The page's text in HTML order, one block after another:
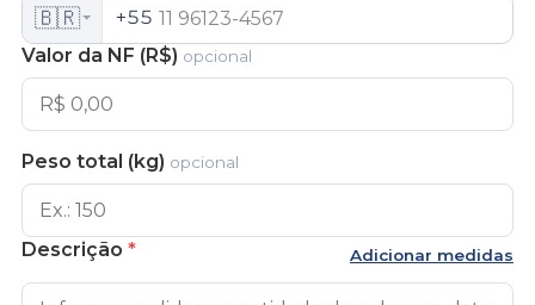
🇧🇷
+55
Valor da NF (R$) opcional
Peso total (kg) opcional
Descrição * Adicionar medidas